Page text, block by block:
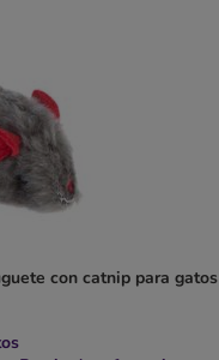
con catnip para gatos